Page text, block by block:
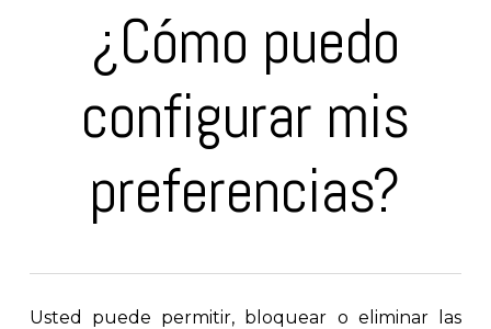
¿Cómo puedo
configurar mis
preferencias?
Usted puede permitir, bloquear o eliminar las